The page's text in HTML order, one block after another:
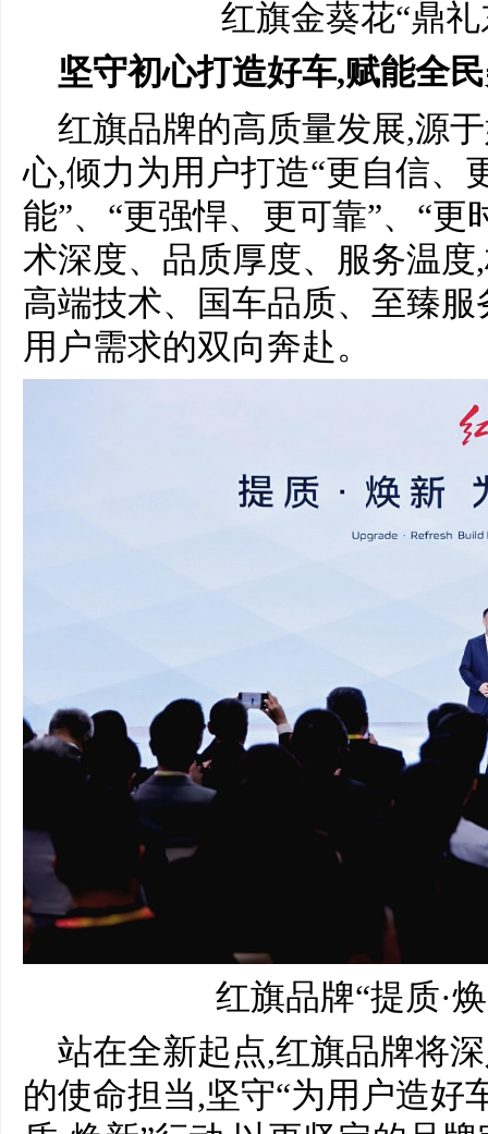
红旗金葵花“鼎
坚守初心打造好车,赋能全
红旗品牌的高质量发展,源
心,倾力为用户打造“更自信、
能”、“更强悍、更可靠”、“
术深度、品质厚度、服务温
高端技术、国车品质、至臻
用户需求的双向奔赴。
红旗品牌“提质·
站在全新起点,红旗品牌将
的使命担当,坚守“为用户造好